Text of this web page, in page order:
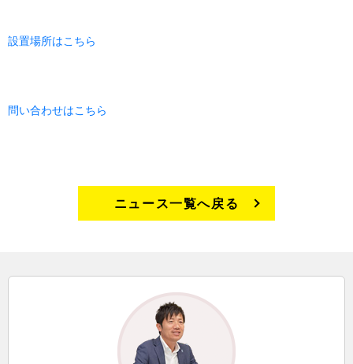
設置場所はこちら
問い合わせはこちら
ニュース一覧へ戻る